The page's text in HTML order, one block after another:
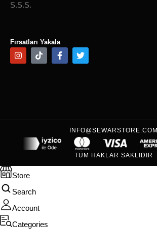
S.S.S.
Fırsatları Yakala
INFO@SEWARSTORE.COM
TÜM HAKLAR SAKLIDIR
Store
Search
Account
Categories